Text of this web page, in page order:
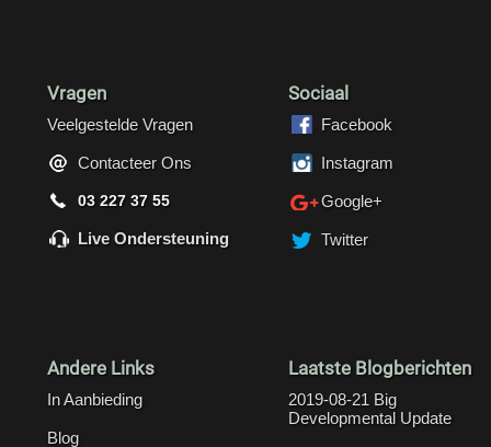
Vragen
Veelgestelde Vragen
Contacteer Ons
03 227 37 55
Live Ondersteuning
Sociaal
Facebook
Instagram
Google+
Twitter
Andere Links
In Aanbieding
Blog
Laatste Blogberichten
2019-08-21 Big
Developmental Update